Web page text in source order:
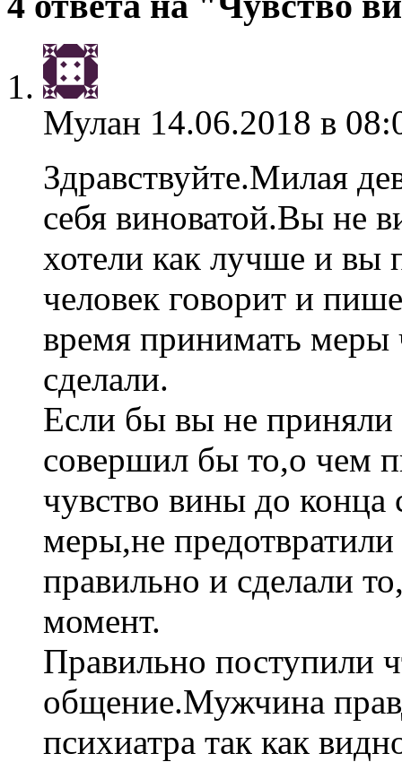
Мулан 14.06.2018 в
Здравствуйте.Милая
себя виноватой.Вы не
хотели как лучше и вы
человек говорит и
время принимать меры
сделали.
Если бы вы не
совершил бы то,о чем
чувство вины до
меры,не
правильно и сделали
момент.
Правильно поступили
общение.Мужчина
психиатра так как